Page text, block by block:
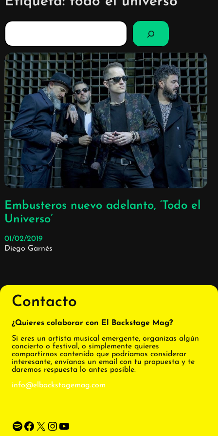
B
u
c
a
r
Embusteros nuevo adelanto, ‘Todo el
Universo’
01/02/2019
Diego Garnés
Contacto
¿Quieres colaborar con El Backstage Mag?
Si eres un artista musical emergente, organizas algún
concierto o festival, o simplemente quieres
compartirnos contenido que podríamos considerar
interesante, envíanos un email con tu propuesta y te
daremos respuesta lo antes posible.
info@elbackstagemag.com
Spotify Facebook X Instagram YouTube